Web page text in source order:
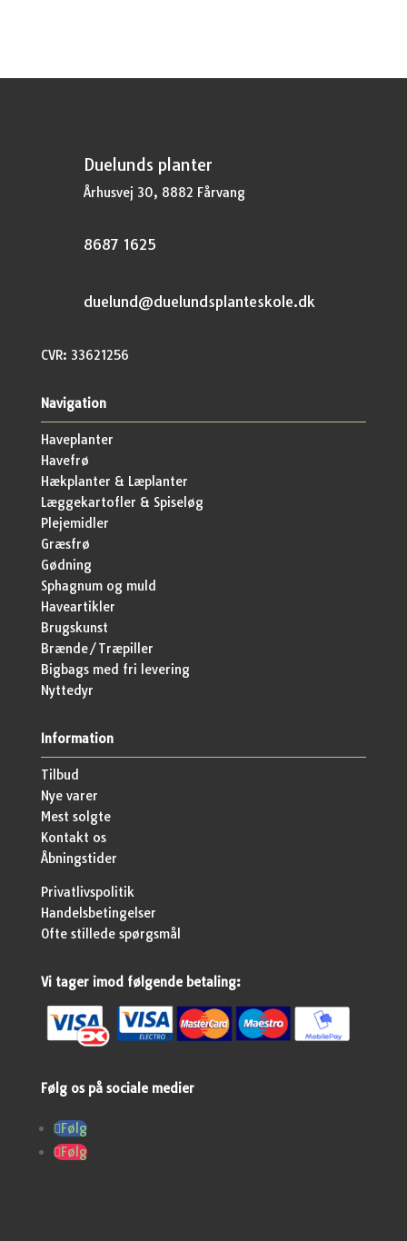
Duelunds planter
Århusvej 30, 8882 Fårvang
8687 1625
duelund@duelundsplanteskole.dk
CVR: 33621256
Navigation
Haveplanter
Havefrø
Hækplanter & Læplanter
Læggekartofler & Spiseløg
Plejemidler
Græsfrø
Gødning
Sphagnum og muld
Haveartikler
Brugskunst
Brænde/Træpiller
Bigbags med fri levering
Nyttedyr
Information
Tilbud
Nye varer
Mest solgte
Kontakt os
Åbningstider
Privatlivspolitik
Handelsbetingelser
Ofte stillede spørgsmål
Vi tager imod følgende betaling:
Følg os på sociale medier
Følg
Følg